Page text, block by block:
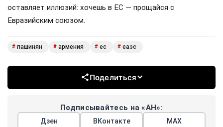
оставляет иллюзий: хочешь в ЕС — прощайся с
Евразийским союзом.
# пашинян # армения # ес # еаэс
Поделиться
Подписывайтесь на «АН»:
Дзен ВКонтакте МАХ